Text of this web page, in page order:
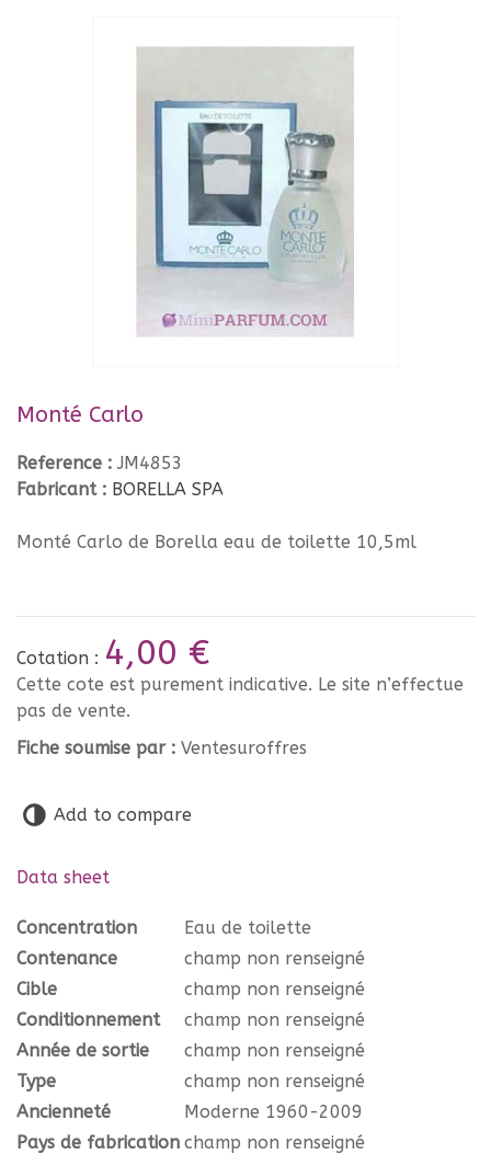
Monté Carlo
Reference : JM4853
Fabricant : BORELLA SPA
Monté Carlo de Borella eau de toilette 10,5ml
Cotation : 4,00 €
Cette cote est purement indicative. Le site n’effectue
pas de vente.
Fiche soumise par : Ventesuroffres
Add to compare
Data sheet
Concentration
Eau de toilette
Contenance
champ non renseigné
Cible
champ non renseigné
Conditionnement
champ non renseigné
Année de sortie
champ non renseigné
Type
champ non renseigné
Ancienneté
Moderne 1960-2009
Pays de fabrication champ non renseigné